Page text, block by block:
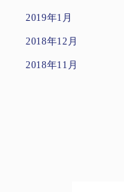
2019年1月
2018年12月
2018年11月